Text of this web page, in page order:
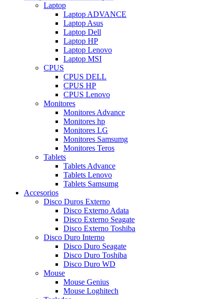
Laptop
Laptop ADVANCE
Laptop Asus
Laptop Dell
Laptop HP
Laptop Lenovo
Laptop MSI
CPUS
CPUS DELL
CPUS HP
CPUS Lenovo
Monitores
Monitores Advance
Monitores hp
Monitores LG
Monitores Samsumg
Monitores Teros
Tablets
Tablets Advance
Tablets Lenovo
Tablets Samsumg
Accesorios
Disco Duros Externo
Disco Externo Adata
Disco Externo Seagate
Disco Externo Toshiba
Disco Duro Interno
Disco Duro Seagate
Disco Duro Toshiba
Disco Duro WD
Mouse
Mouse Genius
Mouse Loghitech